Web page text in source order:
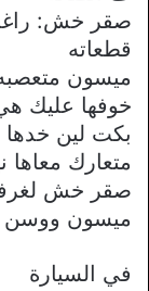
صقر خش:
قطعاته
ميسون
خوفها عليك
بكت لين
متعارك
صقر خش
ميسون ووسن
في السيارة